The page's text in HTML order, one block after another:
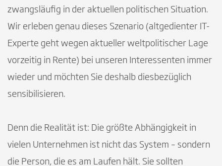
zwangsläufig in der aktuellen politischen Situation.
Wir erleben genau dieses Szenario (altgedienter IT-
Experte geht wegen aktueller weltpolitischer Lage
vorzeitig in Rente) bei unseren Interessenten immer
wieder und möchten Sie deshalb diesbezüglich
sensibilisieren.
Denn die Realität ist: Die größte Abhängigkeit in
vielen Unternehmen ist nicht das System – sondern
die Person, die es am Laufen hält. Sie sollten